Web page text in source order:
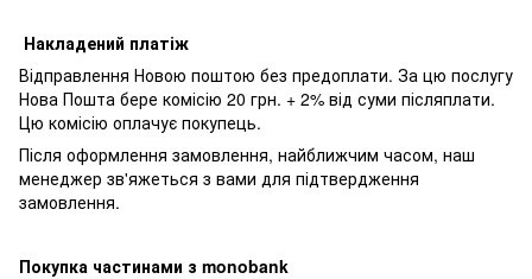
Накладений платіж
Відправлення Новою поштою без предоплати. За цю послугу
Нова Пошта бере комісію 20 грн. + 2% від суми післяплати.
Цю комісію оплачує покупець.
Після оформлення замовлення, найближчим часом, наш
менеджер зв'яжеться з вами для підтвердження
замовлення.
Покупка частинами з monobank